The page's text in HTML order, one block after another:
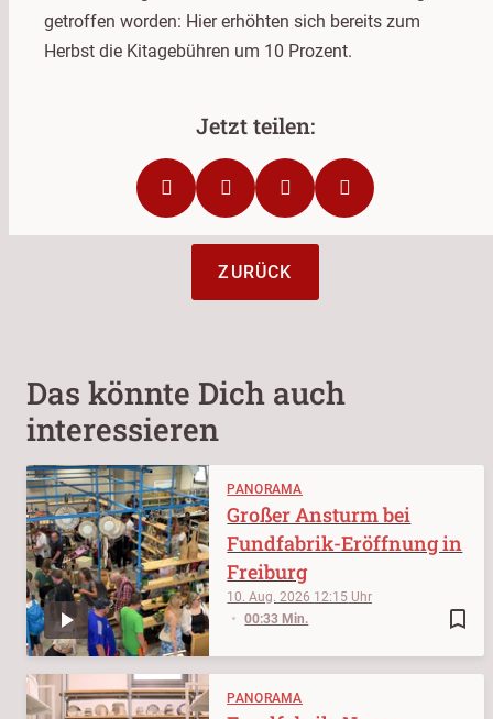
getroffen worden: Hier erhöhten sich bereits zum
Herbst die Kitagebühren um 10 Prozent.
ZURÜCK
Das könnte Dich auch
interessieren
PANORAMA
bookmark_border
10. Aug. 2026 12:15
00:33 Min.
Großer Ansturm bei
Fundfabrik-Eröffnung in
Freiburg
PANORAMA